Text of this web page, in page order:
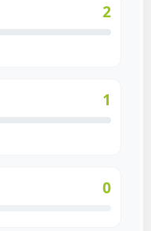
2
1
0